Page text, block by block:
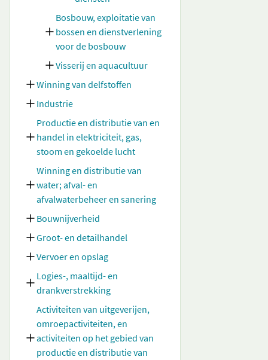
Bosbouw, exploitatie van
bossen en dienstverlening
voor de bosbouw
Visserij en aquacultuur
Winning van delfstoffen
Industrie
Productie en distributie van en
handel in elektriciteit, gas,
stoom en gekoelde lucht
Winning en distributie van
water; afval- en
afvalwaterbeheer en sanering
Bouwnijverheid
Groot- en detailhandel
Vervoer en opslag
Logies-, maaltijd- en
drankverstrekking
Activiteiten van uitgeverijen,
omroepactiviteiten, en
activiteiten op het gebied van
productie en distributie van